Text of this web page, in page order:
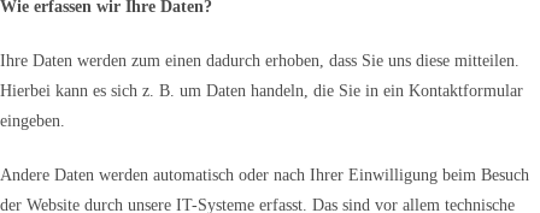
Wie erfassen wir Ihre Daten?
Ihre Daten werden zum einen dadurch erhoben, dass Sie uns diese mitteilen.
Hierbei kann es sich z. B. um Daten handeln, die Sie in ein Kontaktformular
eingeben.
Andere Daten werden automatisch oder nach Ihrer Einwilligung beim Besuch
der Website durch unsere IT-Systeme erfasst. Das sind vor allem technische